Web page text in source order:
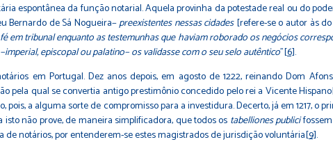
espontânea da função notarial. Aquela provinha da potestade real ou do
Bernardo de Sá Nogueira−preexistentes nessas cidades[refere-se o autor às
tribunal enquanto as testemunhas que haviam roborado os negócios
episcopal ou palatino− os validasse com o seu selo autêntico"[6].
em Portugal. Dez anos depois, em agosto de 1222, reinando Dom
pela qual se convertia antigo prestimônio concedido pelo rei a Vicente Hispano
a alguma sorte de compromisso para a investidura. Decerto, já em 1217, o
isto não prove, de maneira simplificadora, que todos os tabelliones publici
notários, por entenderem-se estes magistrados de jurisdição voluntária[9].